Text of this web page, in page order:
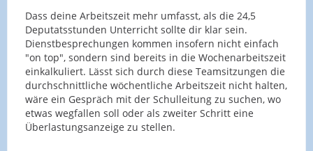
Dass deine Arbeitszeit mehr umfasst, als die 24,5
Deputatsstunden Unterricht sollte dir klar sein.
Dienstbesprechungen kommen insofern nicht einfach
"on top", sondern sind bereits in die Wochenarbeitszeit
einkalkuliert. Lässt sich durch diese Teamsitzungen die
durchschnittliche wöchentliche Arbeitszeit nicht halten,
wäre ein Gespräch mit der Schulleitung zu suchen, wo
etwas wegfallen soll oder als zweiter Schritt eine
Überlastungsanzeige zu stellen.